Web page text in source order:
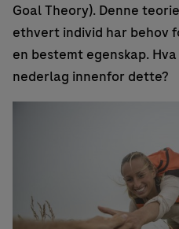
Goal Theory). Denne
ethvert individ har behov
en bestemt egenskap.
nederlag innenfor dette?